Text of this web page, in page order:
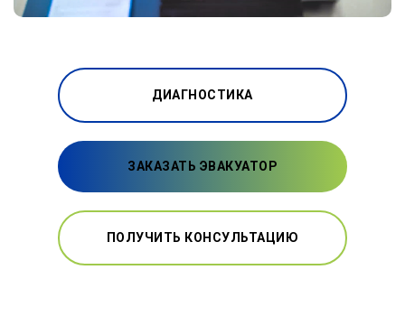
ДИАГНОСТИКА
ЗАКАЗАТЬ ЭВАКУАТОР
ПОЛУЧИТЬ КОНСУЛЬТАЦИЮ